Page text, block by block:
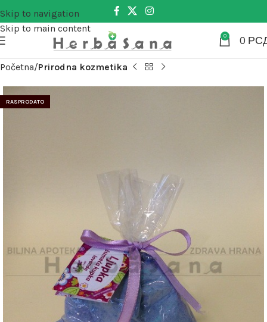
Skip to navigation
Skip to main content
0 0
Početna Prirodna kozmetika
RASPRODATO